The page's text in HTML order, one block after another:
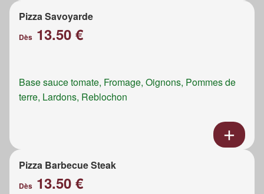
Pizza Savoyarde
Dès 13.50 €
Base sauce tomate, Fromage, Oignons, Pommes de
terre, Lardons, Reblochon
Pizza Barbecue Steak
Dès 13.50 €